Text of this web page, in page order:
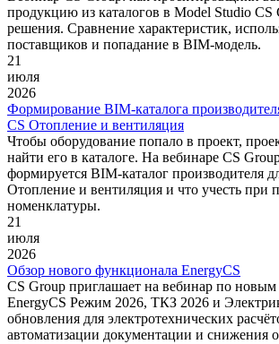
продукцию из каталогов в Model Studio CS
решения. Сравнение характеристик,
поставщиков и попадание в BIM-модель.
21
июля
2026
Формирование ВIM-каталога
CS Отопление и вентиляция
Чтобы оборудование попало в проект,
найти его в каталоге. На вебинаре CS
формируется BIM-каталог производителя
Отопление и вентиляция и что учесть при
номенклатуры.
21
июля
2026
Обзор нового функционала EnergyCS
CS Group приглашает на вебинар по
EnergyCS Режим 2026, ТКЗ 2026 и
обновления для электротехнических
автоматизации документации и снижения